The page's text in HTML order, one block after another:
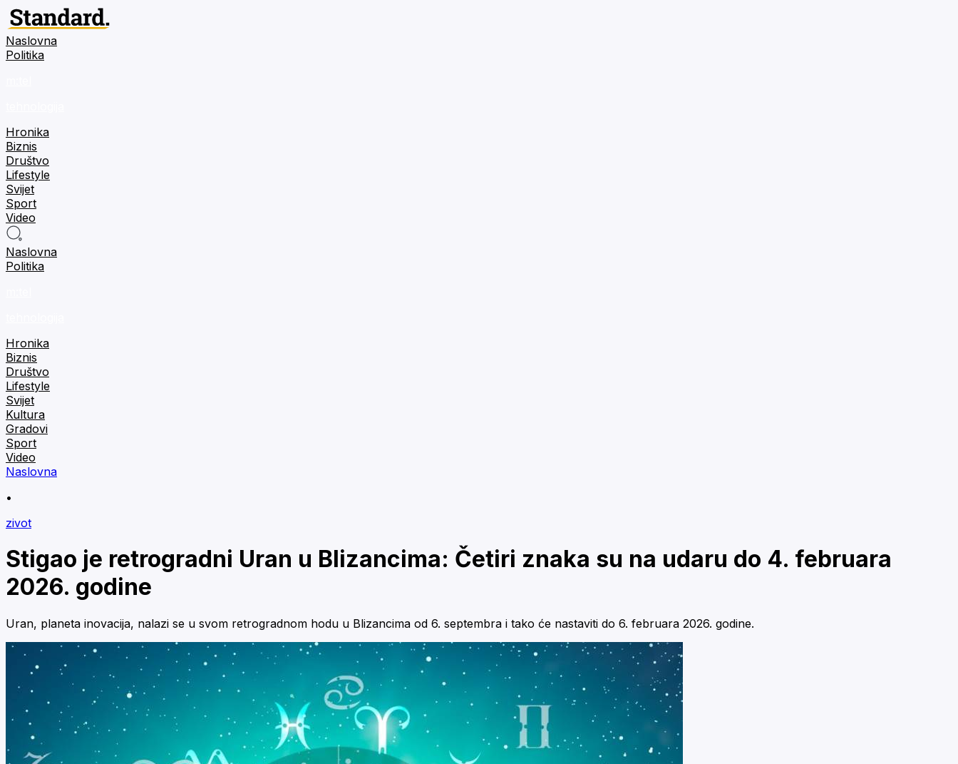
Naslovna
Politika
Hronika
Biznis
Društvo
Lifestyle
Svijet
Sport
Video
Naslovna
Politika
Hronika
Biznis
Društvo
Lifestyle
Svijet
Kultura
Gradovi
Sport
Video
Naslovna
•
zivot
Stigao je retrogradni Uran u Blizancima: Četiri znaka su na udaru do 4. februara
2026. godine
Uran, planeta inovacija, nalazi se u svom retrogradnom hodu u Blizancima od 6. septembra i tako će nastaviti do 6. februara 2026. godine.